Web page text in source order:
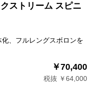
ストリーム スピニ
、フルレングスボロンを
￥70,400
税抜 ￥64,000